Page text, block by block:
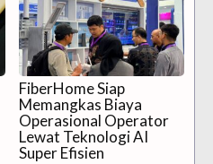
FiberHome Siap
Memangkas Biaya
Operasional Operator
Lewat Teknologi AI
Super Efisien